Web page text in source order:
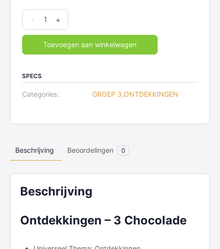
Ontdekkingen
-
Chocolade
- +
Toevoegen aan winkelwagen
SPECS
Categories: GROEP 3,ONTDEKKINGEN
Beschrijving Beoordelingen 0
Beschrijving
Ontdekkingen – 3 Chocolade